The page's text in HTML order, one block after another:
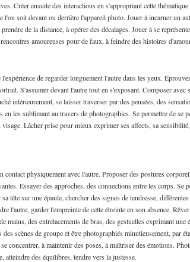
Créer ensuite des interactions en s'appropriant cette thématique
soit devant ou derrière l'appareil photo. Jouer à incarner un
de la distance, à opérer des décalages. Jouer à se
amoureuses pour de faux, à feindre des histoires
de regarder longuement l'autre dans les yeux.
S'assumer devant l'autre tout en s'exposant. Composer avec
intérieurement, se laisser traverser par des pensées, des
les sublimant au travers de photographies. Se permettre de se
Lâcher prise pour mieux exprimer ses affects, sa
physiquement avec l'autre. Proposer des postures
Essayer des approches, des connections entre les corps. Se
tête sur une épaule, chercher des signes de tendresse,
l'autre, garder l'empreinte de cette étreinte en son absence.
mains, des entrelacements de bras, des gestuelles exprimant une
scènes de groupe et être photographiés minutieusement, par
concentrer, à maintenir des poses, à maîtriser des émotions.
atteindre des équilibres, tendre vers la justesse.